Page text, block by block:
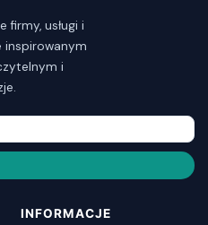
firmy, usługi i
inspirowanym
i
INFORMACJE